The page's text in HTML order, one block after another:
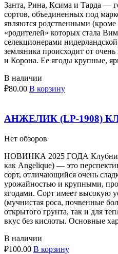
Занта, Рина, Ксима и Тарда —
сортов, объединенных под
являются родственными
«родителей» которых стала
селекционерами
земляника происходит от
и Корона. Ее ягоды крупные,
В наличии
₽80.00 В корзину
АНЖЕЛИК (LP-1908)
Нет обзоров
НОВИНКА 2025 ГОДА
как Angelique) — это
сорт, отличающийся очень
урожайностью и крупными,
ягодами. Сорт имеет высокую
(мучнистая роса, почвенные
открытого грунта, так и для
вкус без кислоты. Основные
В наличии
₽100.00 В корзину